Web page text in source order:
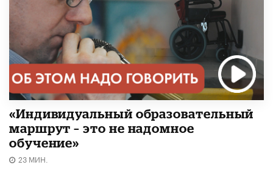
«Индивидуальный образовательный
маршрут – это не надомное
обучение»
23 МИН.